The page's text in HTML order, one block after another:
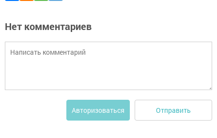
Нет комментариев
Авторизоваться Отправить